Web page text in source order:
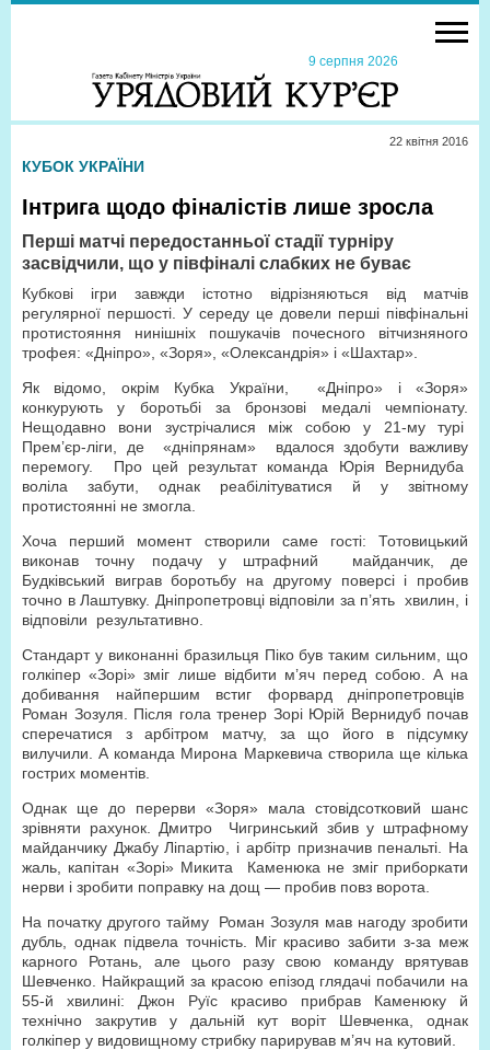
9 серпня 2026
22 квiтня 2016
КУБОК УКРАЇНИ
Інтрига щодо фіналістів лише зросла
Перші матчі передостанньої стадії турніру
засвідчили, що у півфіналі слабких не буває
Кубкові ігри завжди істотно відрізняються від матчів
регулярної першості. У середу це довели перші півфінальні
протистояння нинішніх пошукачів почесного вітчизняного
трофея: «Дніпро», «Зоря», «Олександрія» і «Шахтар».
Як відомо, окрім Кубка України, «Дніпро» і «Зоря»
конкурують у боротьбі за бронзові медалі чемпіонату.
Нещодавно вони зустрічалися між собою у 21-му турі
Прем’єр-ліги, де «дніпрянам» вдалося здобути важливу
перемогу. Про цей результат команда Юрія Вернидуба
воліла забути, однак реабілітуватися й у звітному
протистоянні не змогла.
Хоча перший момент створили саме гості: Тотовицький
виконав точну подачу у штрафний майданчик, де
Будківський виграв боротьбу на другому поверсі і пробив
точно в Лаштувку. Дніпропетровці відповіли за п’ять хвилин, і
відповіли результативно.
Стандарт у виконанні бразильця Піко був таким сильним, що
голкіпер «Зорі» зміг лише відбити м’яч перед собою. А на
добивання найпершим встиг форвард дніпропетровців
Роман Зозуля. Після гола тренер Зорі Юрій Вернидуб почав
сперечатися з арбітром матчу, за що його в підсумку
вилучили. А команда Мирона Маркевича створила ще кілька
гострих моментів.
Однак ще до перерви «Зоря» мала стовідсотковий шанс
зрівняти рахунок. Дмитро Чигринський збив у штрафному
майданчику Джабу Ліпартію, і арбітр призначив пенальті. На
жаль, капітан «Зорі» Микита Каменюка не зміг приборкати
нерви і зробити поправку на дощ — пробив повз ворота.
На початку другого тайму Роман Зозуля мав нагоду зробити
дубль, однак підвела точність. Міг красиво забити з-за меж
карного Ротань, але цього разу свою команду врятував
Шевченко. Найкращий за красою епізод глядачі побачили на
55-й хвилині: Джон Руїс красиво прибрав Каменюку й
технічно закрутив у дальній кут воріт Шевченка, однак
голкіпер у видовищному стрибку парирував м’яч на кутовий.